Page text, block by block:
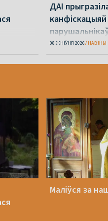
ДАІ
дронамі
08 ЖНІЎНЯ 2026 НАВІНЫ
Маліўся за